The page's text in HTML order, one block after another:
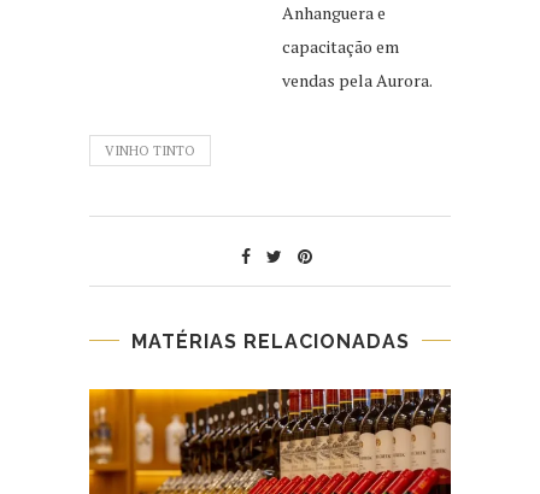
Anhanguera e
capacitação em
vendas pela Aurora.
VINHO TINTO
MATÉRIAS RELACIONADAS